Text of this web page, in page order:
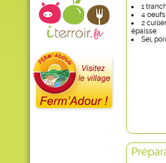
1
4 oeufs
2
épaisse
Sel,